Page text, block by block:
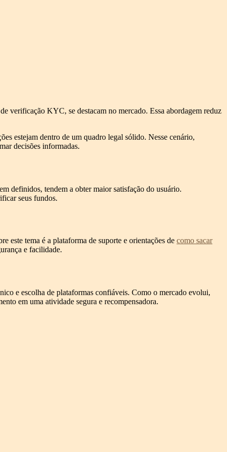
verificação KYC, se destacam no mercado. Essa abordagem reduz
estejam dentro de um quadro legal sólido. Nesse cenário,
decisões informadas.
definidos, tendem a obter maior satisfação do usuário.
seus fundos.
este tema é a plataforma de suporte e orientações de como sacar
e facilidade.
e escolha de plataformas confiáveis. Como o mercado evolui,
em uma atividade segura e recompensadora.